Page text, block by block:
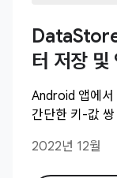
터 저장 및
Android 앱에
간단한 키-값
2022년 12월